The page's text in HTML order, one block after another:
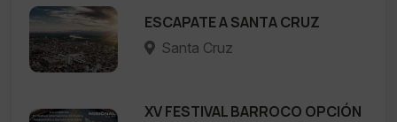
ESCAPATE A SANTA CRUZ
Santa Cruz
XV FESTIVAL BARROCO OPCIÓN